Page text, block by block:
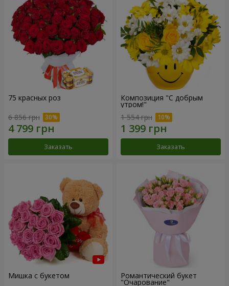
75 красных роз
6 856 грн
Заказать
Композиция "С добрым
утром!"
1 554 грн
Заказать
Мишка с букетом Романтический букет
"Очарование"